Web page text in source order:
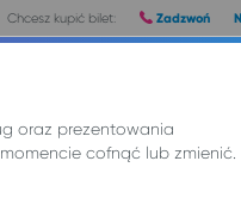
Chcesz kupić bilet: Zadzwoń
oraz prezentowania
cofnąć lub zmienić.